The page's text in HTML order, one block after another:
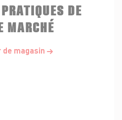
DE
MARCHÉ
de magasin